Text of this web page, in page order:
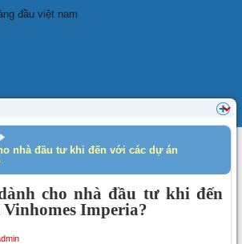
nhà đầu tư khi đến với các dự án
cho nhà đầu tư khi đến
Imperia?